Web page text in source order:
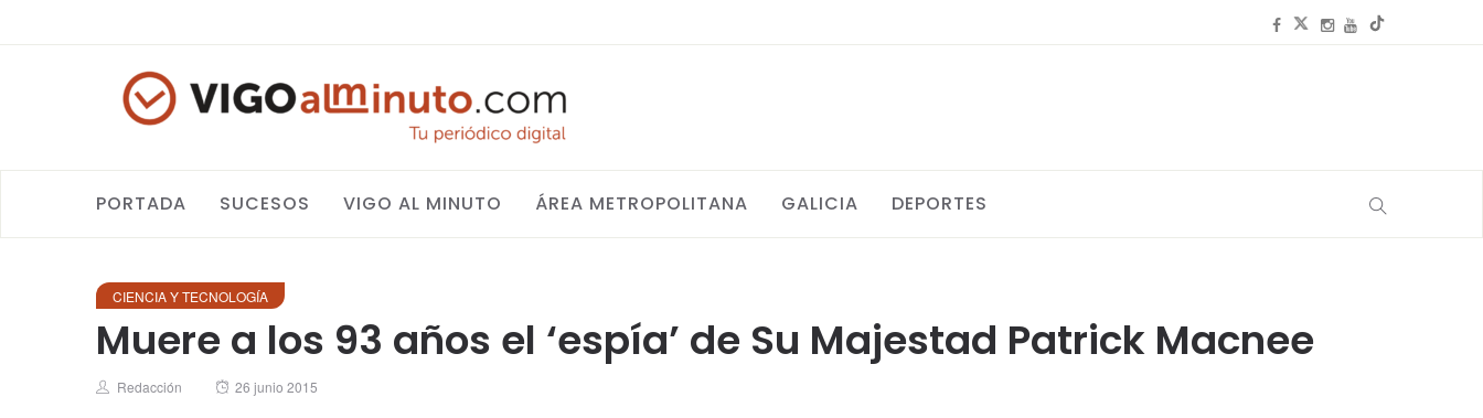
PORTADA SUCESOS VIGO AL MINUTO ÁREA METROPOLITANA GALICIA DEPORTES
CIENCIA Y TECNOLOGÍA
Muere a los 93 años el ‘espía’ de Su Majestad Patrick Macnee
Author
Redacción
Posted
26 junio 2015